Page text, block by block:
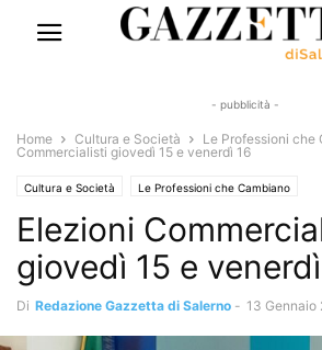
- pubblicità -
Home Cultura e Società Le Professioni che
Commercialisti giovedì 15 e venerdì 16
Cultura e Società Le Professioni che Cambiano
Elezioni
giovedì 15 e
Di Redazione Gazzetta di Salerno - 13 Gennaio